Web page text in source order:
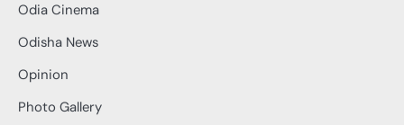
Odia Cinema
Odisha News
Opinion
Photo Gallery